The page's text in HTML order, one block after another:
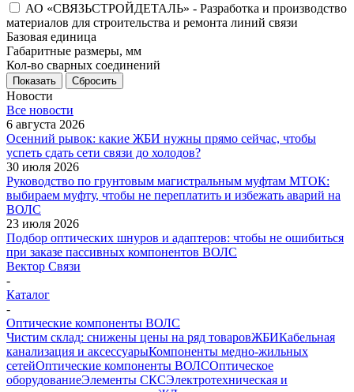
АО «СВЯЗЬСТРОЙДЕТАЛЬ» - Разработка и производство
материалов для строительства и ремонта линий связи
Базовая единица
Габаритные размеры, мм
Кол-во сварных соединений
Показать Сбросить
Новости
Все новости
6 августа 2026
Осенний рывок: какие ЖБИ нужны прямо сейчас, чтобы
успеть сдать сети связи до холодов?
30 июля 2026
Руководство по грунтовым магистральным муфтам МТОК:
выбираем муфту, чтобы не переплатить и избежать аварий на
ВОЛС
23 июля 2026
Подбор оптических шнуров и адаптеров: чтобы не ошибиться
при заказе пассивных компонентов ВОЛС
Вектор Связи
-
Каталог
-
Оптические компоненты ВОЛС
Чистим склад: снижены цены на ряд товаровЖБИКабельная
канализация и аксессуарыКомпоненты медно-жильных
сетейОптические компоненты ВОЛСОптическое
оборудованиеЭлементы СКСЭлектротехническая и